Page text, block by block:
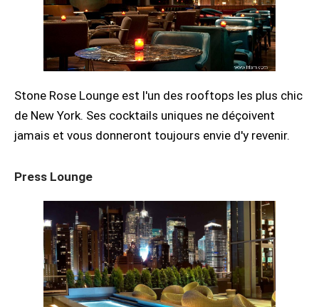
Stone Rose Lounge est l'un des rooftops les plus chic
de New York. Ses cocktails uniques ne déçoivent
jamais et vous donneront toujours envie d'y revenir.
Press Lounge